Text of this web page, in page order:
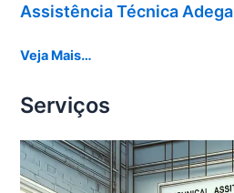
Assistência Técnica Adega
Veja Mais…
Serviços